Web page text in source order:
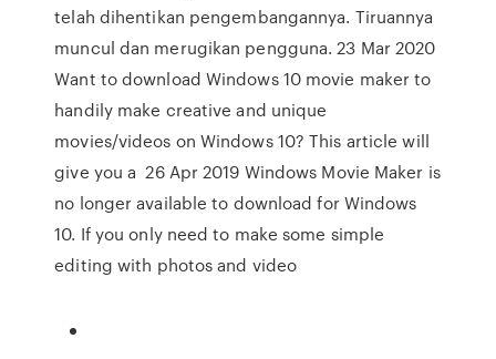
telah dihentikan pengembangannya. Tiruannya
muncul dan merugikan pengguna. 23 Mar 2020
Want to download Windows 10 movie maker to
handily make creative and unique
movies/videos on Windows 10? This article will
give you a 26 Apr 2019 Windows Movie Maker is
no longer available to download for Windows
10. If you only need to make some simple
editing with photos and video